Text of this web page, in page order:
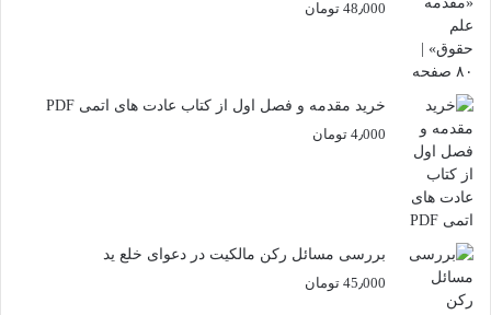
48٫000 تومان
خرید مقدمه و فصل اول از کتاب عادت های اتمی PDF
4٫000 تومان
بررسی مسائل رکن مالکیت در دعوای خلع ید
45٫000 تومان